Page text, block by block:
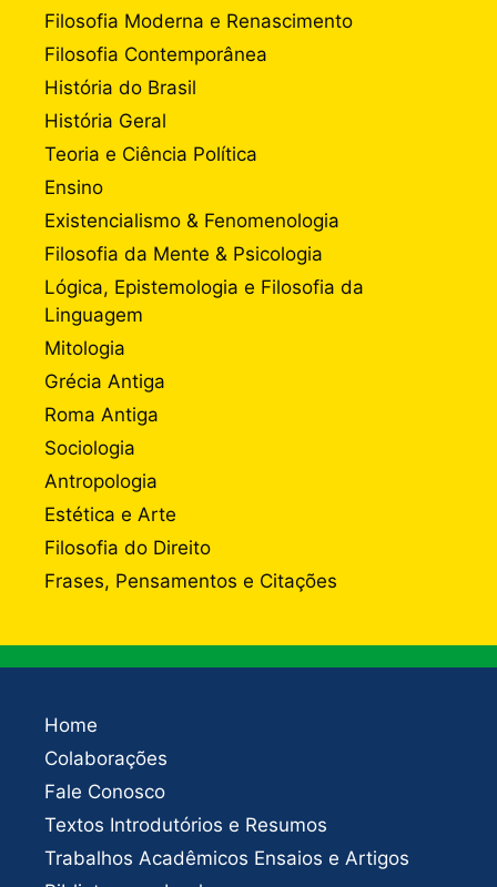
Filosofia Moderna e Renascimento
Filosofia Contemporânea
História do Brasil
História Geral
Teoria e Ciência Política
Ensino
Existencialismo & Fenomenologia
Filosofia da Mente & Psicologia
Lógica, Epistemologia e Filosofia da
Linguagem
Mitologia
Grécia Antiga
Roma Antiga
Sociologia
Antropologia
Estética e Arte
Filosofia do Direito
Frases, Pensamentos e Citações
Home
Colaborações
Fale Conosco
Textos Introdutórios e Resumos
Trabalhos Acadêmicos Ensaios e Artigos